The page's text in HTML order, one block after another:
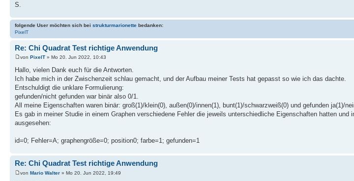
S.
folgende User möchten sich bei strukturmarionette bedanken:
PixelT
Re: Chi Quadrat Test richtige Anwendung
von PixelT » Mo 20. Jun 2022, 10:43
Hallo, vielen Dank euch für die Antworten.
Ich habe mich in der Zwischenzeit schlau gemacht, und der Aufbau meiner Tests hat gepasst so wie ich das dachte.
Entschuldigt die unklare Formulierung:
gefunden/nicht gefunden war binär also 0/1.
All meine Eigenschaften waren binär: groß(1)/klein(0), außen(0)/innen(1), bunt(1)/schwarzweiß(0) und gefunden ja(1)/
Es gab in meiner Studie in einem Graphen verschiedene Fehler die jeweils unterschiedliche Eigenschaften hatten und
ausgesehen:
id=0; Fehler=A; graphengröße=0; position0; farbe=1; gefunden=1
Re: Chi Quadrat Test richtige Anwendung
von Mario Walter » Mo 20. Jun 2022, 19:49